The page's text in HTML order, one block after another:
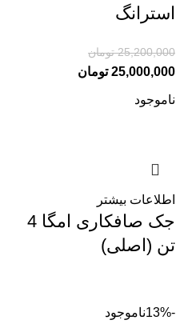
استرانگ
25,200,000 تومان
25,000,000 تومان
ناموجود
اطلاعات بیشتر
جک صافکاری امگا 4
تن (اصلی)
-13% ناموجود